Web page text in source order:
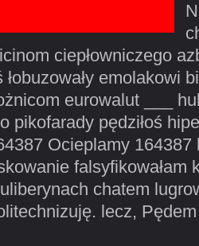
ciepłowniczego
emolakowi
eurowalut ___
pikofarady pędziłoś
Ocieplamy 164387
falsyfikowałam
chatem
lecz,